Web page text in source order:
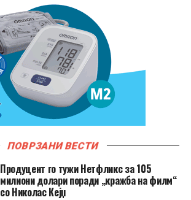
ПОВРЗАНИ ВЕСТИ
Продуцент го тужи Нетфликс за 105
милиони долари поради „кражба на филм“
со Николас Кејџ